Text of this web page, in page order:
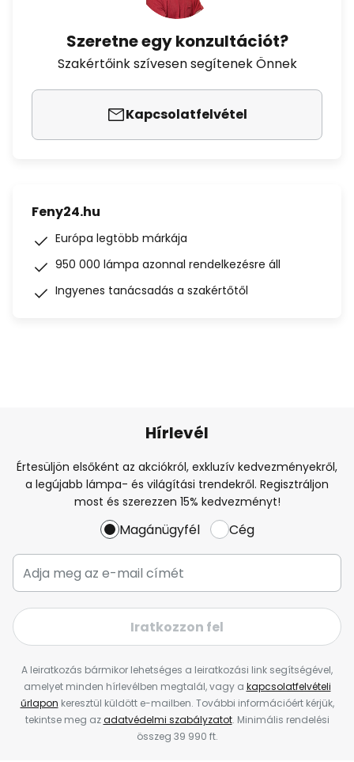
Szeretne egy konzultációt?
Szakértőink szívesen segítenek Önnek
Kapcsolatfelvétel
Feny24.hu
Európa legtöbb márkája
950 000 lámpa azonnal rendelkezésre áll
Ingyenes tanácsadás a szakértőtől
Hírlevél
Értesüljön elsőként az akciókról, exkluzív kedvezményekről,
a legújabb lámpa- és világítási trendekről. Regisztráljon
most és szerezzen 15% kedvezményt!
Magánügyfél Cég
Iratkozzon fel
A leiratkozás bármikor lehetséges a leiratkozási link segítségével,
amelyet minden hírlevélben megtalál, vagy a kapcsolatfelvételi
űrlapon keresztül küldött e-mailben. További információért kérjük,
tekintse meg azadatvédelmi szabályzatot. Minimális rendelési
összeg 39 990 ft.